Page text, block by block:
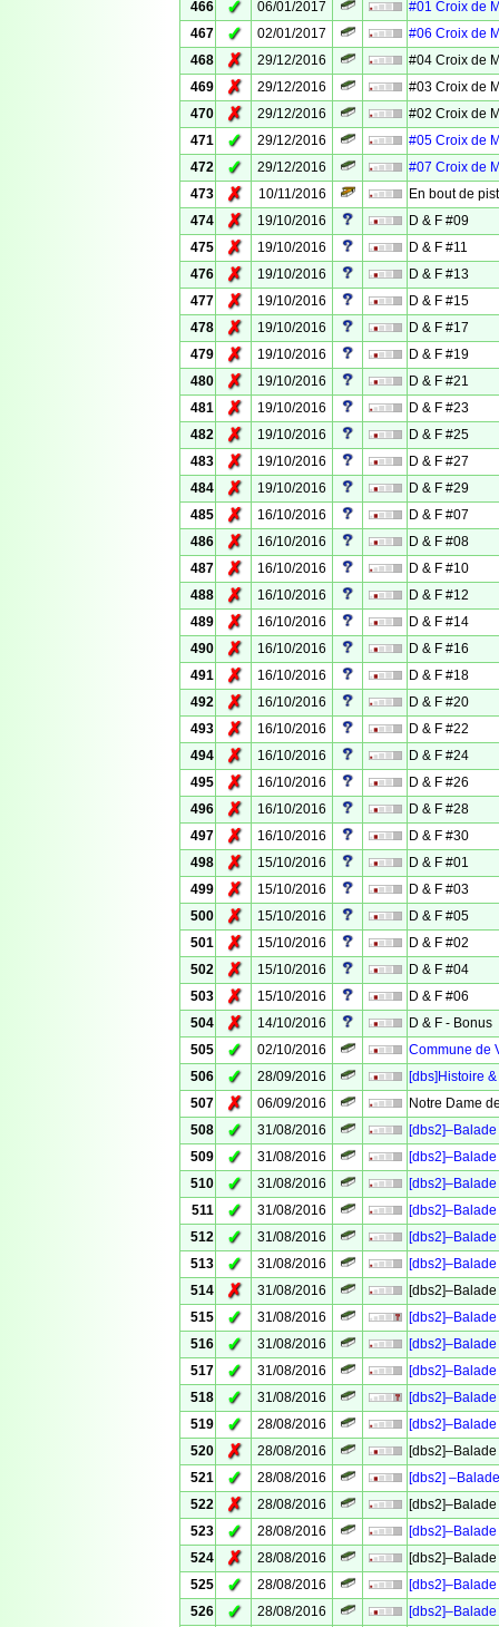
466
✓ 06/01/2017
#01 Croix de
467
✓ 02/01/2017
#06 Croix de
468
✗ 29/12/2016
#04 Croix de
469
✗ 29/12/2016
#03 Croix de
470
✗ 29/12/2016
#02 Croix de
471
✓ 29/12/2016
#05 Croix de
472
✓ 29/12/2016
#07 Croix de
473
✗ 10/11/2016
En bout de
474
✗ 19/10/2016
D & F #09
475
✗ 19/10/2016
D & F #11
476
✗ 19/10/2016
D & F #13
477
✗ 19/10/2016
D & F #15
478
✗ 19/10/2016
D & F #17
479
✗ 19/10/2016
D & F #19
480
✗ 19/10/2016
D & F #21
481
✗ 19/10/2016
D & F #23
482
✗ 19/10/2016
D & F #25
483
✗ 19/10/2016
D & F #27
484
✗ 19/10/2016
D & F #29
485
✗ 16/10/2016
D & F #07
486
✗ 16/10/2016
D & F #08
487
✗ 16/10/2016
D & F #10
488
✗ 16/10/2016
D & F #12
489
✗ 16/10/2016
D & F #14
490
✗ 16/10/2016
D & F #16
491
✗ 16/10/2016
D & F #18
492
✗ 16/10/2016
D & F #20
493
✗ 16/10/2016
D & F #22
494
✗ 16/10/2016
D & F #24
495
✗ 16/10/2016
D & F #26
496
✗ 16/10/2016
D & F #28
497
✗ 16/10/2016
D & F #30
498
✗ 15/10/2016
D & F #01
499
✗ 15/10/2016
D & F #03
500
✗ 15/10/2016
D & F #05
501
✗ 15/10/2016
D & F #02
502
✗ 15/10/2016
D & F #04
503
✗ 15/10/2016
D & F #06
504
✗ 14/10/2016
D & F - Bonus
505
✓ 02/10/2016
Commune de
506
✓ 28/09/2016
[dbs]Histoire
507
✗ 06/09/2016
Notre Dame
508
✓ 31/08/2016
509
✓ 31/08/2016
510
✓ 31/08/2016
511
✓ 31/08/2016
512
✓ 31/08/2016
513
✓ 31/08/2016
514
✗ 31/08/2016
515
✓ 31/08/2016
516
✓ 31/08/2016
517
✓ 31/08/2016
518
✓ 31/08/2016
519
✓ 28/08/2016
520
✗ 28/08/2016
521
✓ 28/08/2016
[dbs2]
522
✗ 28/08/2016
523
✓ 28/08/2016
524
✗ 28/08/2016
525
✓ 28/08/2016
526
✓ 28/08/2016